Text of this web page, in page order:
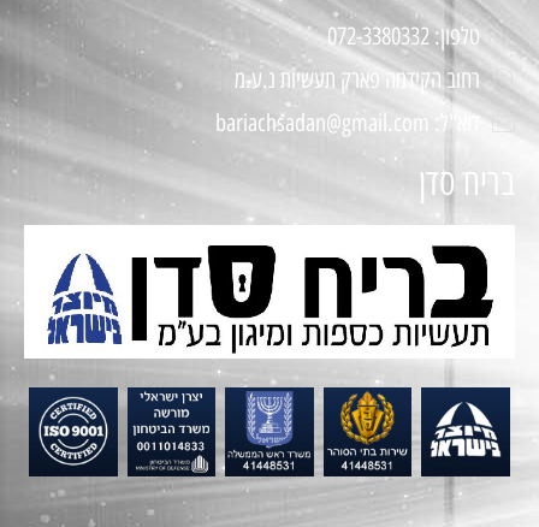
טלפון: 072-3380332
רחוב הקידמה פארק תעשיות נ.ע.מ
דוא"ל: bariachsadan@gmail.com
בריח סדן